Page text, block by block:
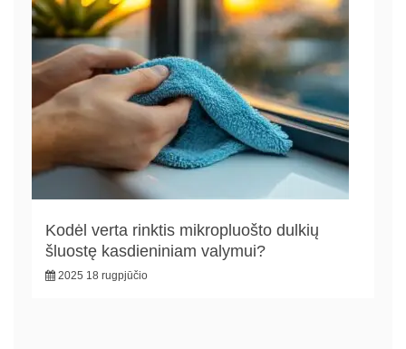
Kodėl verta rinktis mikropluošto dulkių
šluostę kasdieniniam valymui?
2025 18 rugpjūčio